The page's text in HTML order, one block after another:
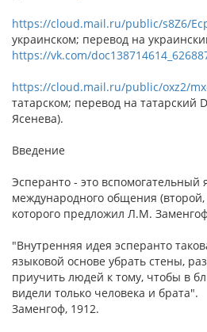
https://cloud.mail.ru/public/s8Z6/
украинском; перевод на
https://vk.com/
https://cloud.mail.ru/public/oxz2/
татарском; перевод на татарский
Ясенева).
Введение
Эсперанто - это вспомогательный
международного общения (второй,
которого предложил Л.М.
"Внутренняя идея эсперанто
языковой основе убрать стены,
приучить людей к тому, чтобы в
видели только человека и брата".
Заменгоф, 1912.